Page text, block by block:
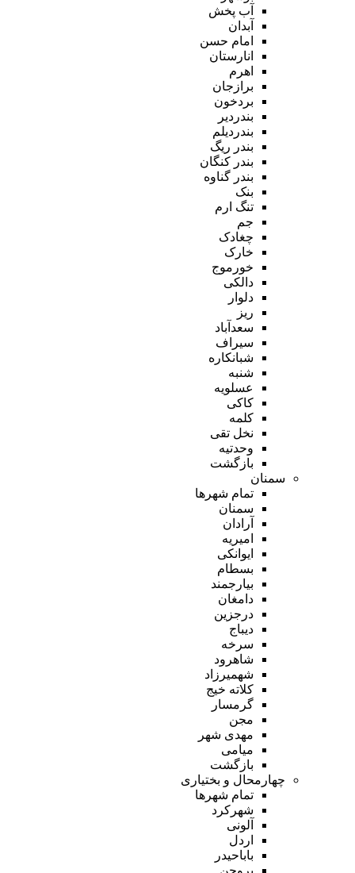
آب پخش
آبدان
امام حسن
انارستان
اهرم
برازجان
بردخون
بندردیر
بندردیلم
بندر ریگ
بندر کنگان
بندر گناوه
بنک
تنگ ارم
جم
چغادک
خارک
خورموج
دالکی
دلوار
ریز
سعدآباد
سیراف
شبانکاره
شنبه
عسلویه
کاکی
کلمه
نخل تقی
وحدتیه
بازگشت
سمنان
تمام شهر‌ها
سمنان
آرادان
امیریه
ایوانکی
بسطام
بیارجمند
دامغان
درجزین
دیباج
سرخه
شاهرود
شهمیرزاد
کلاته خیج
گرمسار
مجن
مهدی شهر
میامی
بازگشت
چهارمحال و بختیاری
تمام شهر‌ها
شهرکرد
آلونی
اردل
باباحیدر
بروجن